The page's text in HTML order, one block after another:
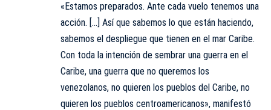
«Estamos preparados. Ante cada vuelo tenemos una
acción. […] Así que sabemos lo que están haciendo,
sabemos el despliegue que tienen en el mar Caribe.
Con toda la intención de sembrar una guerra en el
Caribe, una guerra que no queremos los
venezolanos, no quieren los pueblos del Caribe, no
quieren los pueblos centroamericanos», manifestó